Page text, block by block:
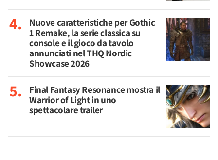
Nuove caratteristiche per Gothic
1 Remake, la serie classica su
console e il gioco da tavolo
annunciati nel THQ Nordic
Showcase 2026
Final Fantasy Resonance mostra il
Warrior of Light in uno
spettacolare trailer